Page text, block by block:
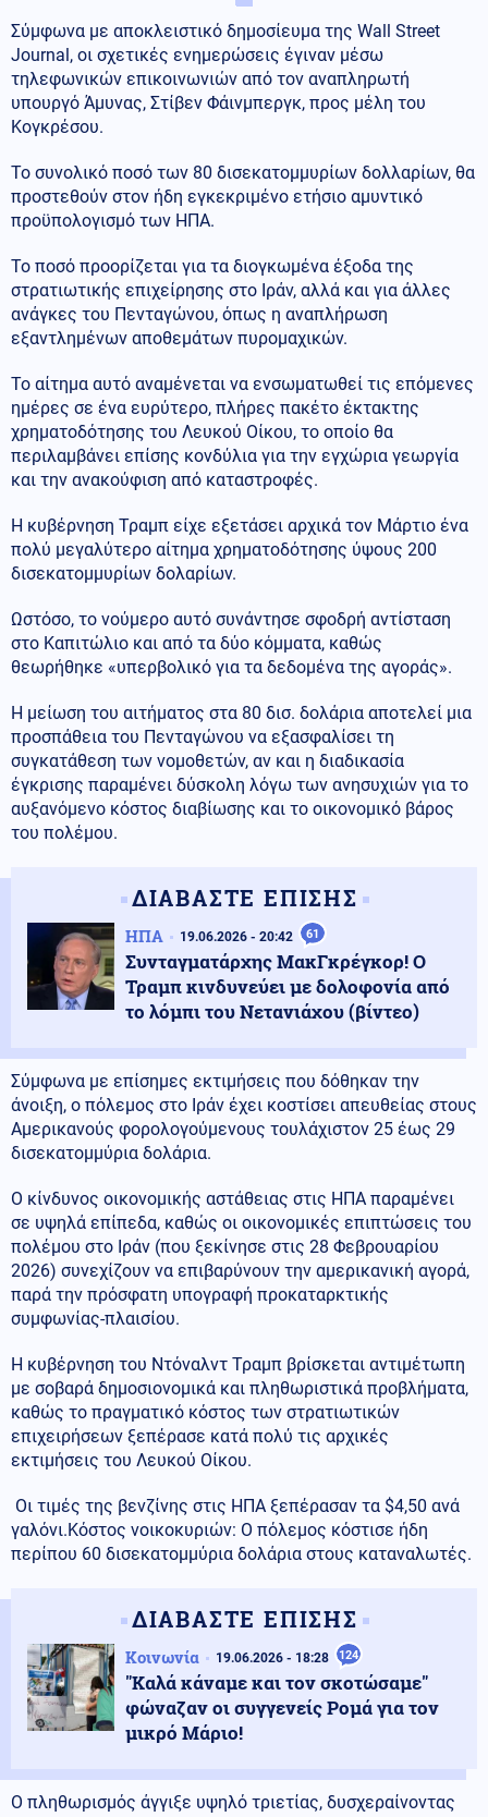
Σύμφωνα με αποκλειστικό δημοσίευμα της Wall Street
Journal, οι σχετικές ενημερώσεις έγιναν μέσω
τηλεφωνικών επικοινωνιών από τον αναπληρωτή
υπουργό Άμυνας, Στίβεν Φάινμπεργκ, προς μέλη του
Κογκρέσου.
Το συνολικό ποσό των 80 δισεκατομμυρίων δολλαρίων, θα
προστεθούν στον ήδη εγκεκριμένο ετήσιο αμυντικό
προϋπολογισμό των ΗΠΑ.
Το ποσό προορίζεται για τα διογκωμένα έξοδα της
στρατιωτικής επιχείρησης στο Ιράν, αλλά και για άλλες
ανάγκες του Πενταγώνου, όπως η αναπλήρωση
εξαντλημένων αποθεμάτων πυρομαχικών.
Το αίτημα αυτό αναμένεται να ενσωματωθεί τις επόμενες
ημέρες σε ένα ευρύτερο, πλήρες πακέτο έκτακτης
χρηματοδότησης του Λευκού Οίκου, το οποίο θα
περιλαμβάνει επίσης κονδύλια για την εγχώρια γεωργία
και την ανακούφιση από καταστροφές.
Η κυβέρνηση Τραμπ είχε εξετάσει αρχικά τον Μάρτιο ένα
πολύ μεγαλύτερο αίτημα χρηματοδότησης ύψους 200
δισεκατομμυρίων δολαρίων.
Ωστόσο, το νούμερο αυτό συνάντησε σφοδρή αντίσταση
στο Καπιτώλιο και από τα δύο κόμματα, καθώς
θεωρήθηκε «υπερβολικό για τα δεδομένα της αγοράς».
Η μείωση του αιτήματος στα 80 δισ. δολάρια αποτελεί μια
προσπάθεια του Πενταγώνου να εξασφαλίσει τη
συγκατάθεση των νομοθετών, αν και η διαδικασία
έγκρισης παραμένει δύσκολη λόγω των ανησυχιών για το
αυξανόμενο κόστος διαβίωσης και το οικονομικό βάρος
του πολέμου.
ΔΙΑΒΑΣΤΕ ΕΠΙΣΗΣ
ΗΠΑ 19.06.2026 - 20:42 61
Συνταγματάρχης ΜακΓκρέγκορ! Ο
Τραμπ κινδυνεύει με δολοφονία από
το λόμπι του Νετανιάχου (βίντεο)
Σύμφωνα με επίσημες εκτιμήσεις που δόθηκαν την
άνοιξη, ο πόλεμος στο Ιράν έχει κοστίσει απευθείας στους
Αμερικανούς φορολογούμενους τουλάχιστον 25 έως 29
δισεκατομμύρια δολάρια.
Ο κίνδυνος οικονομικής αστάθειας στις ΗΠΑ παραμένει
σε υψηλά επίπεδα, καθώς οι οικονομικές επιπτώσεις του
πολέμου στο Ιράν (που ξεκίνησε στις 28 Φεβρουαρίου
2026) συνεχίζουν να επιβαρύνουν την αμερικανική αγορά,
παρά την πρόσφατη υπογραφή προκαταρκτικής
συμφωνίας-πλαισίου.
Η κυβέρνηση του Ντόναλντ Τραμπ βρίσκεται αντιμέτωπη
με σοβαρά δημοσιονομικά και πληθωριστικά προβλήματα,
καθώς το πραγματικό κόστος των στρατιωτικών
επιχειρήσεων ξεπέρασε κατά πολύ τις αρχικές
εκτιμήσεις του Λευκού Οίκου.
Οι τιμές της βενζίνης στις ΗΠΑ ξεπέρασαν τα $4,50 ανά
γαλόνι.Κόστος νοικοκυριών: Ο πόλεμος κόστισε ήδη
περίπου 60 δισεκατομμύρια δολάρια στους καταναλωτές.
ΔΙΑΒΑΣΤΕ ΕΠΙΣΗΣ
Κοινωνία 19.06.2026 - 18:28 124
"Καλά κάναμε και τον σκοτώσαμε"
φώναζαν οι συγγενείς Ρομά για τον
μικρό Μάριο!
Ο πληθωρισμός άγγιξε υψηλό τριετίας, δυσχεραίνοντας